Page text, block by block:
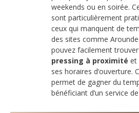
weekends ou en soirée.
sont particulièrement
ceux qui manquent de
des sites comme
pouvez facilement
pressing à proximité et
ses horaires d’ouverture.
permet de gagner du
bénéficiant d’un service